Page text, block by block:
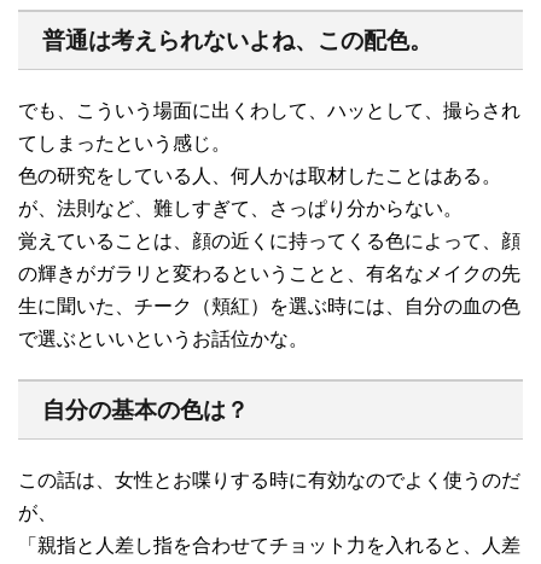
普通は考えられないよね、この配色。
でも、こういう場面に出くわして、ハッとして、撮らされ
てしまったという感じ。
色の研究をしている人、何人かは取材したことはある。
が、法則など、難しすぎて、さっぱり分からない。
覚えていることは、顔の近くに持ってくる色によって、顔
の輝きがガラリと変わるということと、有名なメイクの先
生に聞いた、チーク（頬紅）を選ぶ時には、自分の血の色
で選ぶといいというお話位かな。
自分の基本の色は？
この話は、女性とお喋りする時に有効なのでよく使うのだ
が、
「親指と人差し指を合わせてチョット力を入れると、人差